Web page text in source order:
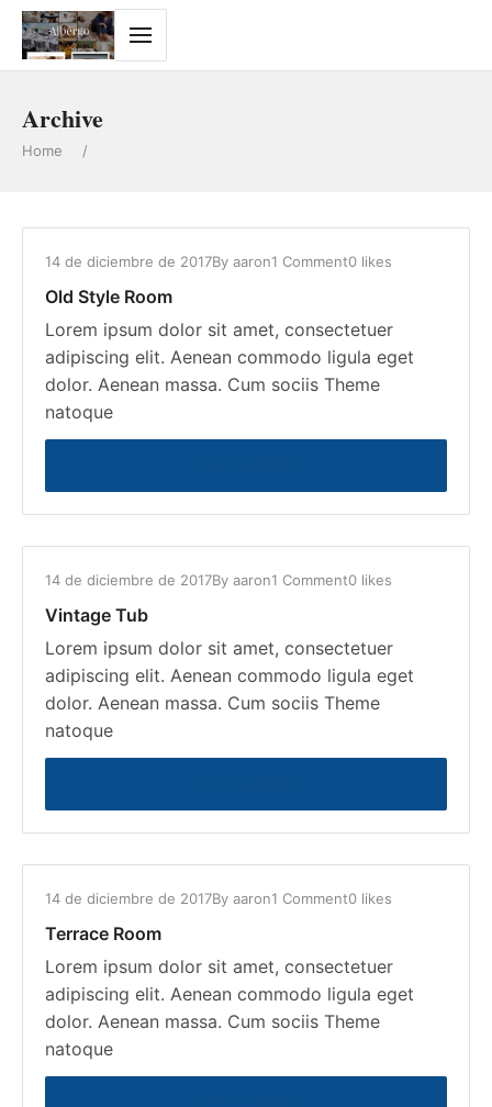
Archive
Home /
14 de diciembre de 2017By aaron1 Comment0 likes
Old Style Room
Lorem ipsum dolor sit amet, consectetuer
adipiscing elit. Aenean commodo ligula eget
dolor. Aenean massa. Cum sociis Theme
natoque
14 de diciembre de 2017By aaron1 Comment0 likes
Vintage Tub
Lorem ipsum dolor sit amet, consectetuer
adipiscing elit. Aenean commodo ligula eget
dolor. Aenean massa. Cum sociis Theme
natoque
14 de diciembre de 2017By aaron1 Comment0 likes
Terrace Room
Lorem ipsum dolor sit amet, consectetuer
adipiscing elit. Aenean commodo ligula eget
dolor. Aenean massa. Cum sociis Theme
natoque